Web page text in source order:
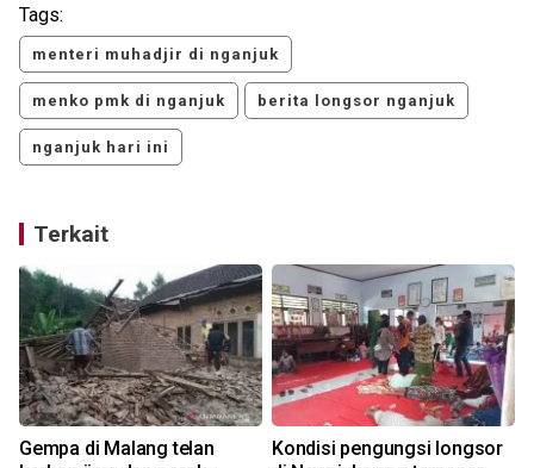
Tags:
menteri muhadjir di nganjuk
menko pmk di nganjuk berita longsor nganjuk
nganjuk hari ini
Terkait
Gempa di Malang telan
Kondisi pengungsi longsor